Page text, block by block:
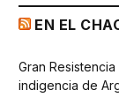
EN EL
Gran
indigencia de